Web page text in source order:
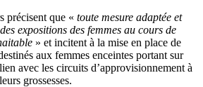
précisent que « toute mesure adaptée et
expositions des femmes au cours de
» et incitent à la mise en place de
aux femmes enceintes portant sur
avec les circuits d’approvisionnement à
grossesses.